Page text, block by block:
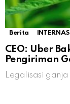
Berita
CEO: Uber
Pengiriman
Legalisasi